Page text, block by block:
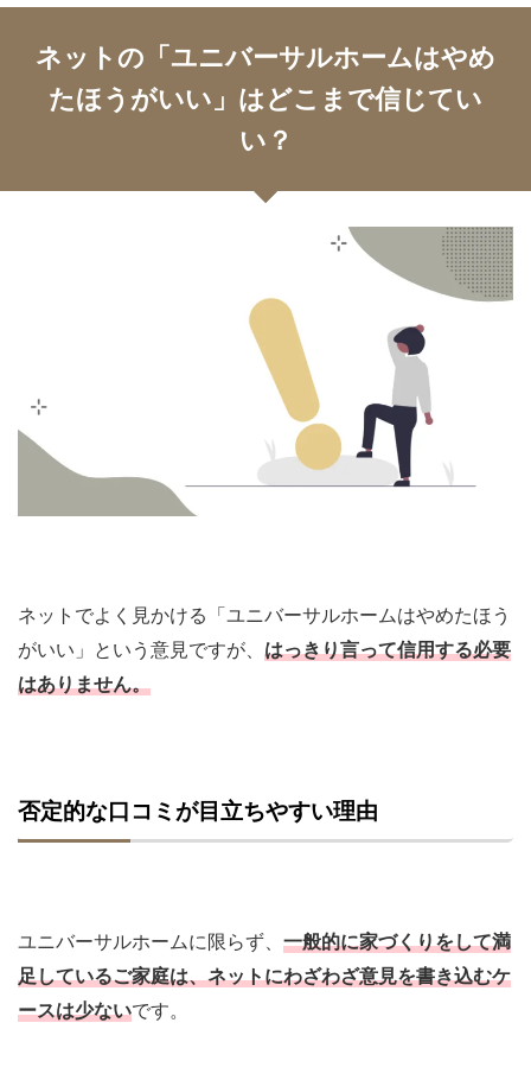
ネットの「ユニバーサルホームはやめ
たほうがいい」はどこまで信じてい
い？
ネットでよく見かける「ユニバーサルホームはやめたほう
がいい」という意見ですが、 はっきり言って信用する必要
はありません。
否定的な口コミが目立ちやすい理由
ユニバーサルホームに限らず、 一般的に家づくりをして満
足しているご家庭は、ネットにわざわざ意見を書き込むケ
ースは少ないです。